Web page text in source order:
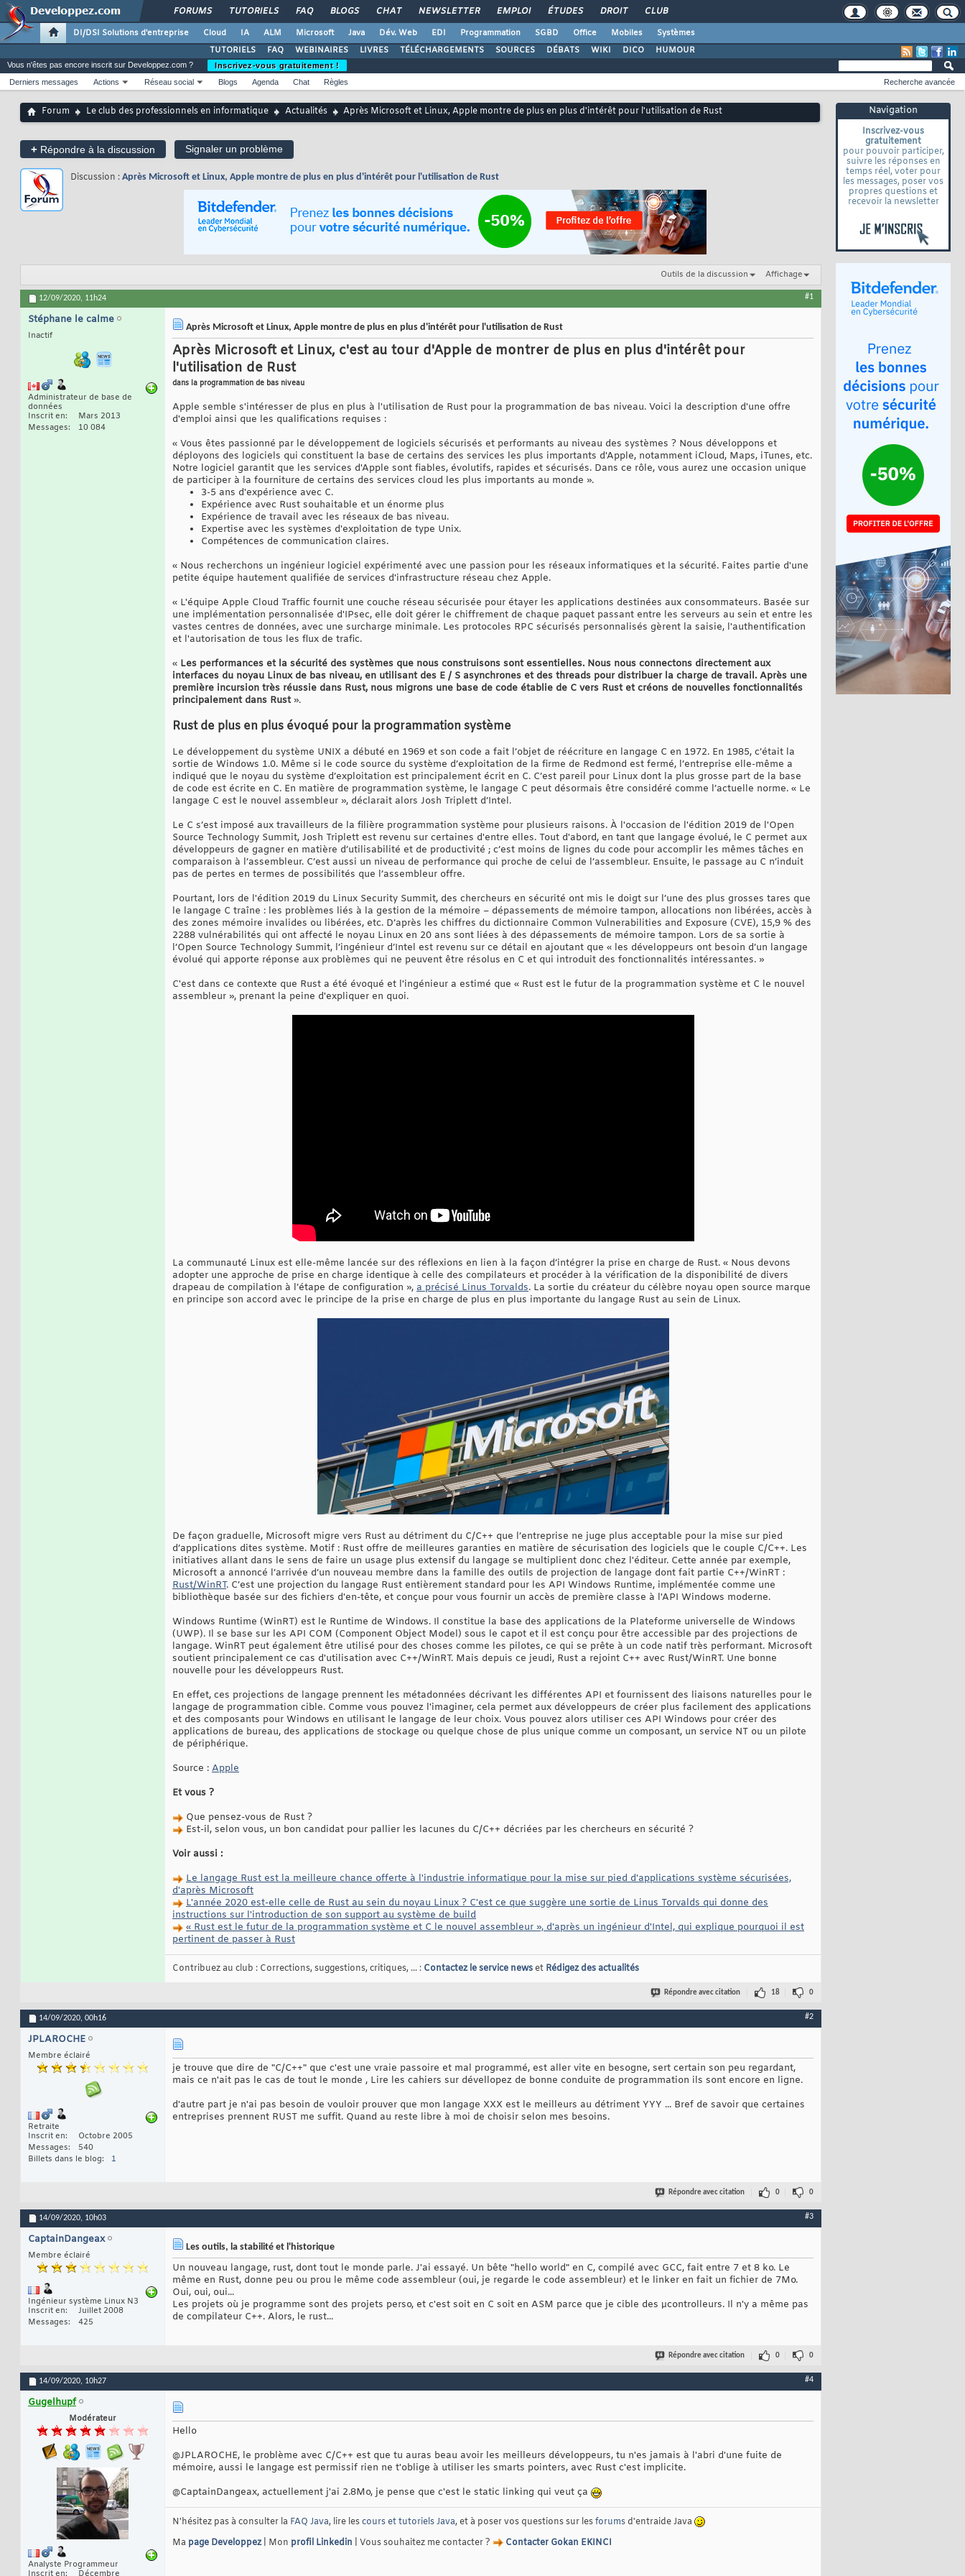
FORUMS TUTORIELS FAQ BLOGS CHAT NEWSLETTER EMPLOI ÉTUDES DROIT CLUB
DI/DSI Solutions d'entreprise Cloud IA ALM Microsoft Java Dév. Web EDI Programmation SGBD Office Mobiles
Systèmes
TUTORIELS
FAQ WEBINAIRES LIVRES TÉLÉCHARGEMENTS SOURCES DÉBATS WIKI DICO HUMOUR
Navigation
Inscrivez-vous
gratuitement
pour pouvoir participer,
suivre les réponses en
temps réel, voter pour
les messages, poser vos
propres questions et
recevoir la newsletter
Vous n'êtes pas encore inscrit sur Developpez.com ?
Inscrivez-vous gratuitement !
Derniers messages
Actions Réseau social Blogs Agenda Chat Règles Recherche avancée
Forum Le club des professionnels en informatique Actualités Après Microsoft et Linux, Apple montre de plus en plus d'intérêt pour l'utilisation de Rust
+ Répondre à la discussion Signaler un problème
Discussion : Après Microsoft et Linux, Apple montre de plus en plus d'intérêt pour l'utilisation de Rust
Outils de la discussion Affichage
12/09/2020, 11h24 #1
Stéphane le calme
Inactif
Administrateur de base de
données
Inscrit en
Mars 2013
Messages
10 084
Après Microsoft et Linux, Apple montre de plus en plus d'intérêt pour l'utilisation de Rust
Après Microsoft et Linux, c'est au tour d'Apple de montrer de plus en plus d'intérêt pour
l'utilisation de Rust
dans la programmation de bas niveau
Apple semble s'intéresser de plus en plus à l'utilisation de Rust pour la programmation de bas niveau. Voici la description d'une offre
d'emploi ainsi que les qualifications requises :
« Vous êtes passionné par le développement de logiciels sécurisés et performants au niveau des systèmes ? Nous développons et
déployons des logiciels qui constituent la base de certains des services les plus importants d'Apple, notamment iCloud, Maps, iTunes, etc.
Notre logiciel garantit que les services d'Apple sont fiables, évolutifs, rapides et sécurisés. Dans ce rôle, vous aurez une occasion unique
de participer à la fourniture de certains des services cloud les plus importants au monde ».
3-5 ans d'expérience avec C.
Expérience avec Rust souhaitable et un énorme plus
Expérience de travail avec les réseaux de bas niveau.
Expertise avec les systèmes d'exploitation de type Unix.
Compétences de communication claires.
« Nous recherchons un ingénieur logiciel expérimenté avec une passion pour les réseaux informatiques et la sécurité. Faites partie d'une
petite équipe hautement qualifiée de services d'infrastructure réseau chez Apple.
« L'équipe Apple Cloud Traffic fournit une couche réseau sécurisée pour étayer les applications destinées aux consommateurs. Basée sur
une implémentation personnalisée d'IPsec, elle doit gérer le chiffrement de chaque paquet passant entre les serveurs au sein et entre les
vastes centres de données, avec une surcharge minimale. Les protocoles RPC sécurisés personnalisés gèrent la saisie, l'authentification
et l'autorisation de tous les flux de trafic.
« Les performances et la sécurité des systèmes que nous construisons sont essentielles. Nous nous connectons directement aux
interfaces du noyau Linux de bas niveau, en utilisant des E / S asynchrones et des threads pour distribuer la charge de travail. Après une
première incursion très réussie dans Rust, nous migrons une base de code établie de C vers Rust et créons de nouvelles fonctionnalités
principalement dans Rust».
Rust de plus en plus évoqué pour la programmation système
Le développement du système UNIX a débuté en 1969 et son code a fait l’objet de réécriture en langage C en 1972. En 1985, c’était la
sortie de Windows 1.0. Même si le code source du système d’exploitation de la firme de Redmond est fermé, l’entreprise elle-même a
indiqué que le noyau du système d’exploitation est principalement écrit en C. C’est pareil pour Linux dont la plus grosse part de la base
de code est écrite en C. En matière de programmation système, le langage C peut désormais être considéré comme l’actuelle norme. « Le
langage C est le nouvel assembleur », déclarait alors Josh Triplett d’Intel.
Le C s’est imposé aux travailleurs de la filière programmation système pour plusieurs raisons. À l'occasion de l'édition 2019 de l'Open
Source Technology Summit, Josh Triplett est revenu sur certaines d'entre elles. Tout d'abord, en tant que langage évolué, le C permet aux
développeurs de gagner en matière d’utilisabilité et de productivité ; c’est moins de lignes du code pour accomplir les mêmes tâches en
comparaison à l’assembleur. C’est aussi un niveau de performance qui proche de celui de l’assembleur. Ensuite, le passage au C n’induit
pas de pertes en termes de possibilités que l’assembleur offre.
Pourtant, lors de l'édition 2019 du Linux Security Summit, des chercheurs en sécurité ont mis le doigt sur l’une des plus grosses tares que
le langage C traîne : les problèmes liés à la gestion de la mémoire – dépassements de mémoire tampon, allocations non libérées, accès à
des zones mémoire invalides ou libérées, etc. D’après les chiffres du dictionnaire Common Vulnerabilities and Exposure (CVE), 15,9 % des
2288 vulnérabilités qui ont affecté le noyau Linux en 20 ans sont liées à des dépassements de mémoire tampon. Lors de sa sortie à
l’Open Source Technology Summit, l’ingénieur d’Intel est revenu sur ce détail en ajoutant que « les développeurs ont besoin d’un langage
évolué qui apporte réponse aux problèmes qui ne peuvent être résolus en C et qui introduit des fonctionnalités intéressantes. »
C'est dans ce contexte que Rust a été évoqué et l'ingénieur a estimé que « Rust est le futur de la programmation système et C le nouvel
assembleur », prenant la peine d'expliquer en quoi.
La communauté Linux est elle-même lancée sur des réflexions en lien à la façon d’intégrer la prise en charge de Rust. « Nous devons
adopter une approche de prise en charge identique à celle des compilateurs et procéder à la vérification de la disponibilité de divers
drapeau de compilation à l’étape de configuration », a précisé Linus Torvalds. La sortie du créateur du célèbre noyau open source marque
en principe son accord avec le principe de la prise en charge de plus en plus importante du langage Rust au sein de Linux.
De façon graduelle, Microsoft migre vers Rust au détriment du C/C++ que l’entreprise ne juge plus acceptable pour la mise sur pied
d’applications dites système. Motif : Rust offre de meilleures garanties en matière de sécurisation des logiciels que le couple C/C++. Les
initiatives allant dans le sens de faire un usage plus extensif du langage se multiplient donc chez l'éditeur. Cette année par exemple,
Microsoft a annoncé l’arrivée d’un nouveau membre dans la famille des outils de projection de langage dont fait partie C++/WinRT :
Rust/WinRT. C’est une projection du langage Rust entièrement standard pour les API Windows Runtime, implémentée comme une
bibliothèque basée sur des fichiers d'en-tête, et conçue pour vous fournir un accès de première classe à l'API Windows moderne.
Windows Runtime (WinRT) est le Runtime de Windows. Il constitue la base des applications de la Plateforme universelle de Windows
(UWP). Il se base sur les API COM (Component Object Model) sous le capot et il est conçu pour être accessible par des projections de
langage. WinRT peut également être utilisé pour des choses comme les pilotes, ce qui se prête à un code natif très performant. Microsoft
soutient principalement ce cas d'utilisation avec C++/WinRT. Mais depuis ce jeudi, Rust a rejoint C++ avec Rust/WinRT. Une bonne
nouvelle pour les développeurs Rust.
En effet, ces projections de langage prennent les métadonnées décrivant les différentes API et fournissent des liaisons naturelles pour le
langage de programmation cible. Comme vous pouvez l'imaginer, cela permet aux développeurs de créer plus facilement des applications
et des composants pour Windows en utilisant le langage de leur choix. Vous pouvez alors utiliser ces API Windows pour créer des
applications de bureau, des applications de stockage ou quelque chose de plus unique comme un composant, un service NT ou un pilote
de périphérique.
Source : Apple
Et vous ?
Que pensez-vous de Rust ?
Est-il, selon vous, un bon candidat pour pallier les lacunes du C/C++ décriées par les chercheurs en sécurité ?
Voir aussi :
Le langage Rust est la meilleure chance offerte à l'industrie informatique pour la mise sur pied d'applications système sécurisées,
d'après Microsoft
L'année 2020 est-elle celle de Rust au sein du noyau Linux ? C'est ce que suggère une sortie de Linus Torvalds qui donne des
instructions sur l'introduction de son support au système de build
« Rust est le futur de la programmation système et C le nouvel assembleur », d'après un ingénieur d'Intel, qui explique pourquoi il est
pertinent de passer à Rust
Contribuez au club : Corrections, suggestions, critiques, ... : Contactez le service newset Rédigez des actualités
Répondre avec citation 18 0
14/09/2020, 00h16 #2
JPLAROCHE
Membre éclairé
Retraite
Inscrit en
Octobre 2005
Messages
540
Billets dans le blog
1
je trouve que dire de "C/C++" que c'est une vraie passoire et mal programmé, est aller vite en besogne, sert certain son peu regardant,
mais ce n'ait pas le cas de tout le monde , Lire les cahiers sur dévellopez de bonne conduite de programmation ils sont encore en ligne.
d'autre part je n'ai pas besoin de vouloir prouver que mon langage XXX est le meilleurs au détriment YYY ... Bref de savoir que certaines
entreprises prennent RUST me suffit. Quand au reste libre à moi de choisir selon mes besoins.
Répondre avec citation 0 0
14/09/2020, 10h03 #3
CaptainDangeax
Membre éclairé
Ingénieur système Linux N3
Inscrit en
Juillet 2008
Messages
425
Les outils, la stabilité et l'historique
Un nouveau langage, rust, dont tout le monde parle. J'ai essayé. Un bête "hello world" en C, compilé avec GCC, fait entre 7 et 8 ko. Le
même en Rust, donne peu ou prou le même code assembleur (oui, je regarde le code assembleur) et le linker en fait un fichier de 7Mo.
Oui, oui, oui...
Les projets où je programme sont des projets perso, et c'est soit en C soit en ASM parce que je cible des µcontrolleurs. Il n'y a même pas
de compilateur C++. Alors, le rust...
Répondre avec citation 0 0
14/09/2020, 10h27 #4
Gugelhupf
Modérateur
Analyste Programmeur
Hello
@JPLAROCHE, le problème avec C/C++ est que tu auras beau avoir les meilleurs développeurs, tu n'es jamais à l'abri d'une fuite de
mémoire, aussi le langage est permissif rien ne t'oblige à utiliser les smarts pointers, avec Rust c'est implicite.
@CaptainDangeax, actuellement j'ai 2.8Mo, je pense que c'est le static linking qui veut ça
N'hésitez pas à consulter la FAQ Java, lire lescours et tutoriels Java, et à poser vos questions sur lesforums d'entraide Java
Ma page Developpez| Mon profil Linkedin | Vous souhaitez me contacter ? Contacter Gokan EKINCI